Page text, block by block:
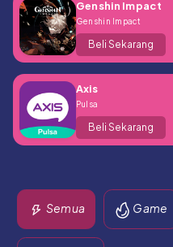
Genshin Impact
Genshin Impact
Beli Sekarang
Axis
Pulsa
Beli Sekarang
Semua Game